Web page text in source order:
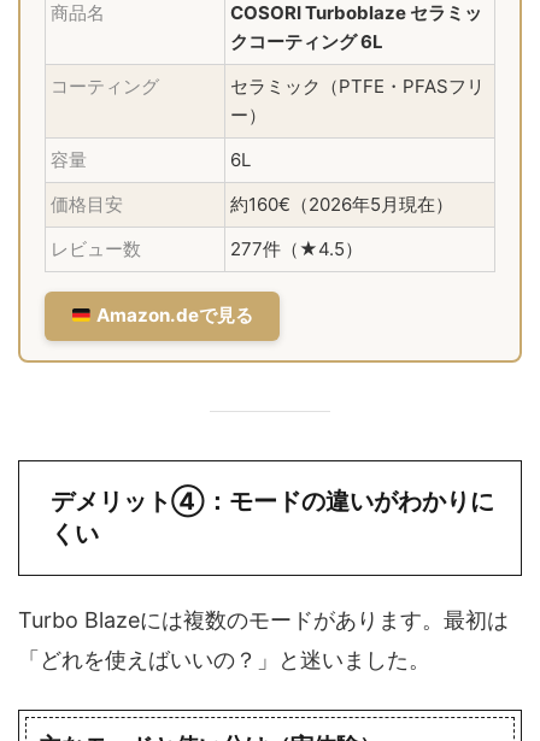
商品名
COSORI Turboblaze セラミッ
クコーティング 6L
コーティング
セラミック（PTFE・PFASフリ
ー）
容量
6L
価格目安
約160€（2026年5月現在）
レビュー数
277件（★4.5）
Amazon.deで見る
デメリット④：モードの違いがわかりに
くい
Turbo Blazeには複数のモードがあります。最初は
「どれを使えばいいの？」と迷いました。